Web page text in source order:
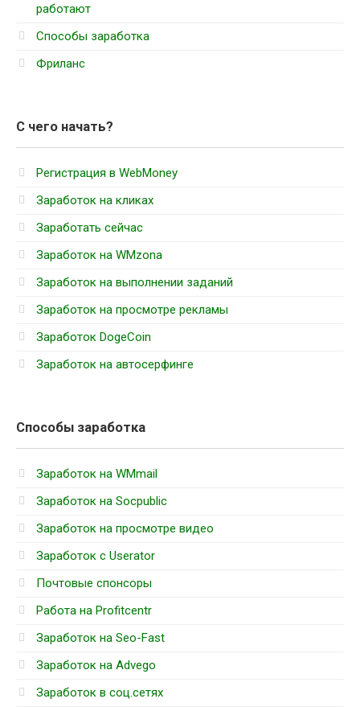
работают
Способы заработка
Фриланс
С чего начать?
Регистрация в WebMoney
Заработок на кликах
Заработать сейчас
Заработок на WMzona
Заработок на выполнении заданий
Заработок на просмотре рекламы
Заработок DogeCoin
Заработок на автосерфинге
Способы заработка
Заработок на WMmail
Заработок на Socpublic
Заработок на просмотре видео
Заработок с Userator
Почтовые спонсоры
Работа на Profitcentr
Заработок на Seo-Fast
Заработок на Advego
Заработок в соц.сетях